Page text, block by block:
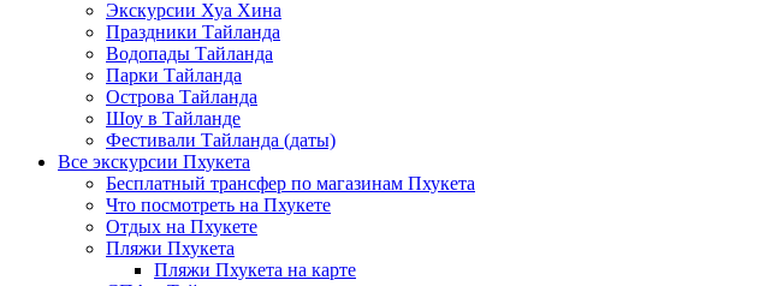
Экскурсии Хуа Хина
Праздники Тайланда
Водопады Тайланда
Парки Тайланда
Острова Тайланда
Шоу в Тайланде
Фестивали Тайланда (даты)
Все экскурсии Пхукета
Бесплатный трансфер по магазинам Пхукета
Что посмотреть на Пхукете
Отдых на Пхукете
Пляжи Пхукета
Пляжи Пхукета на карте